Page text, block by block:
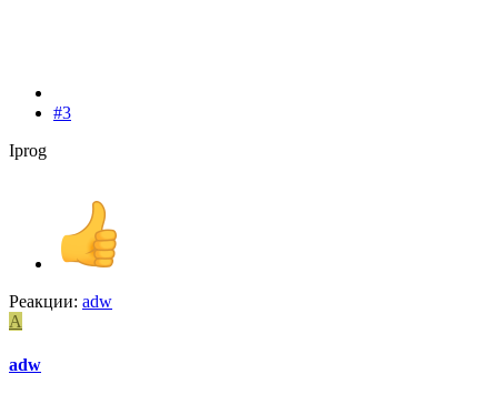
#3
Iprog
Реакции: adw
A
adw